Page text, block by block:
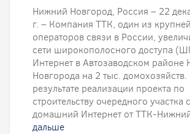
Нижний Новгород, Россия – 22
г. – Компания ТТК, один из
операторов связи в России,
сети широкополосного доступа
Интернет в Автозаводском районе
Новгорода на 2 тыс. домохозяйств.
результате реализации проекта по
строительству очередного участка
домашний Интернет от ТТК-
дальше